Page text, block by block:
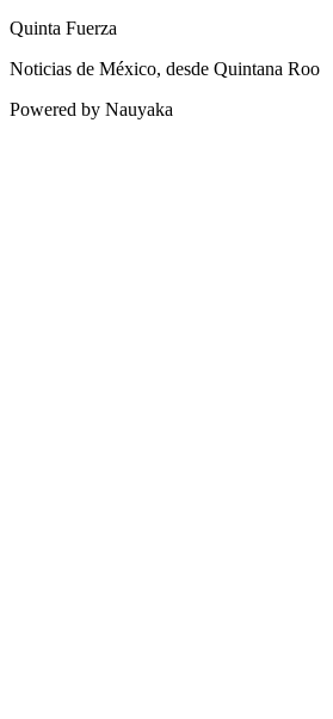
Quinta Fuerza
Noticias de México, desde Quintana Roo
Powered by Nauyaka